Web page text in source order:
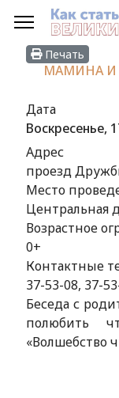
Печать
МАМИНА И
Дата
Воскресенье,
Адрес
проезд
Место
Центральная
Возрастное
0+
Контактные
37-53-08, 37-
Беседа с
полюбить
«Волшебство